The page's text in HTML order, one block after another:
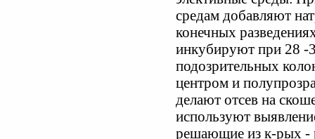
средам добавляют
конечных
инкубируют при 28 -
подозрительных
центром и
делают отсев на
используют
решающие из к-рых -